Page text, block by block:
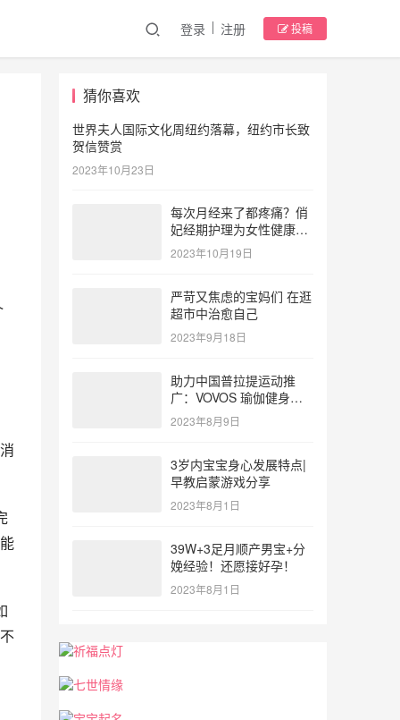
登录 注册 投稿
猜你喜欢
世界夫人国际文化周纽约落幕，纽约市长致
贺信赞赏
2023年10月23日
每次月经来了都疼痛？俏
妃经期护理为女性健康护
航
2023年10月19日
严苛又焦虑的宝妈们 在逛
超市中治愈自己
2023年9月18日
助力中国普拉提运动推
广：VOVOS 瑜伽健身服
参与北体大专业普拉提教
练培训
2023年8月9日
3岁内宝宝身心发展特点|
早教启蒙游戏分享
2023年8月1日
39W+3足月顺产男宝+分
娩经验！还愿接好孕！
2023年8月1日